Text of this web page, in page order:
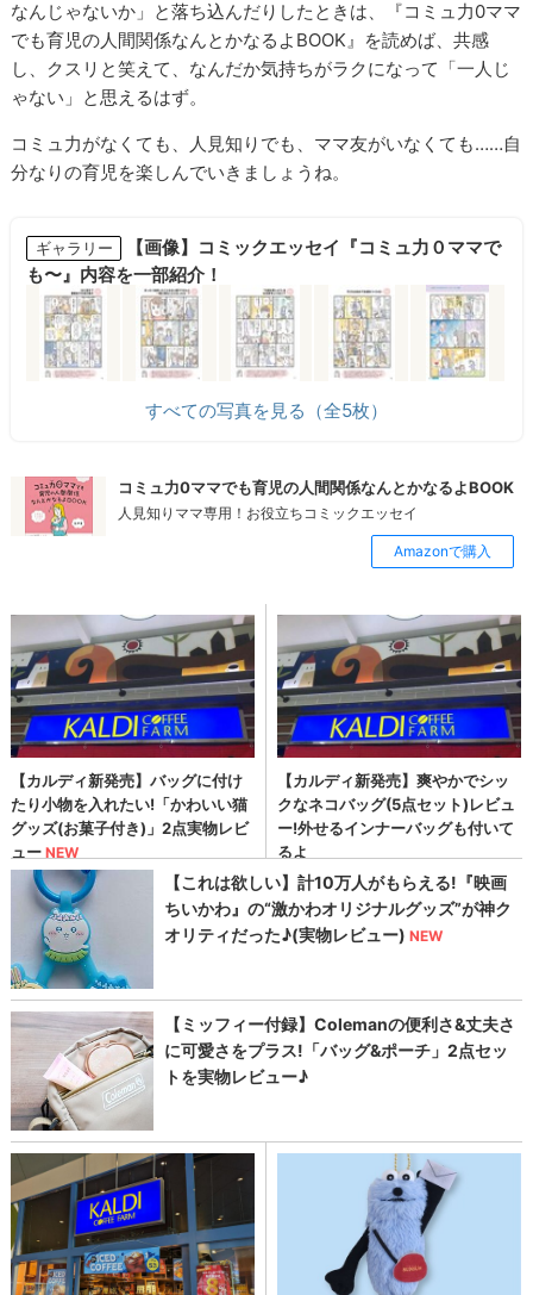
なんじゃないか」と落ち込んだりしたときは、『コミュ力0ママ
でも育児の人間関係なんとかなるよBOOK』を読めば、共感
し、クスリと笑えて、なんだか気持ちがラクになって「一人じ
ゃない」と思えるはず。
コミュ力がなくても、人見知りでも、ママ友がいなくても……自
分なりの育児を楽しんでいきましょうね。
ギャラリー
【画像】コミックエッセイ『コミュ力０ママで
も〜』内容を一部紹介！
すべての写真を見る（全5枚）
コミュ力0ママでも育児の人間関係なんとかなるよBOOK
人見知りママ専用！お役立ちコミックエッセイ
Amazonで購入